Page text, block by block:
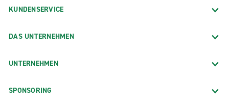
KUNDENSERVICE
DAS UNTERNEHMEN
UNTERNEHMEN
SPONSORING